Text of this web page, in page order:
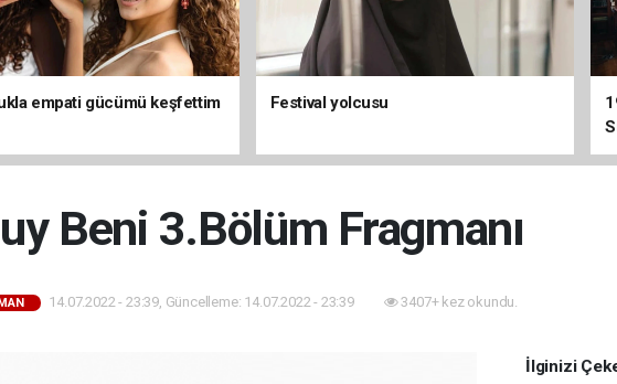
empati gücümü keşfettim Festival yolcusu
Beni 3.Bölüm Fragmanı
14.07.2022 - 23:39, Güncelleme: 14.07.2022 - 23:39 3407+ kez okundu.
İlginizi